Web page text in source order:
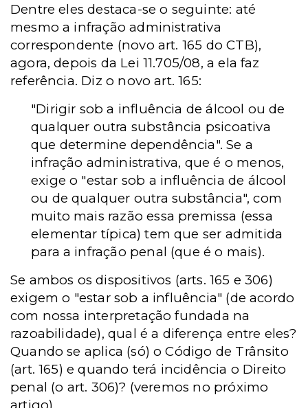
Dentre eles destaca-se o seguinte: até
mesmo a infração administrativa
correspondente (novo art. 165 do CTB),
agora, depois da Lei 11.705/08, a ela faz
referência. Diz o novo art. 165:
"Dirigir sob a influência de álcool ou de
qualquer outra substância psicoativa
que determine dependência". Se a
infração administrativa, que é o menos,
exige o "estar sob a influência de álcool
ou de qualquer outra substância", com
muito mais razão essa premissa (essa
elementar típica) tem que ser admitida
para a infração penal (que é o mais).
Se ambos os dispositivos (arts. 165 e 306)
exigem o "estar sob a influência" (de acordo
com nossa interpretação fundada na
razoabilidade), qual é a diferença entre eles?
Quando se aplica (só) o Código de Trânsito
(art. 165) e quando terá incidência o Direito
penal (o art. 306)? (veremos no próximo